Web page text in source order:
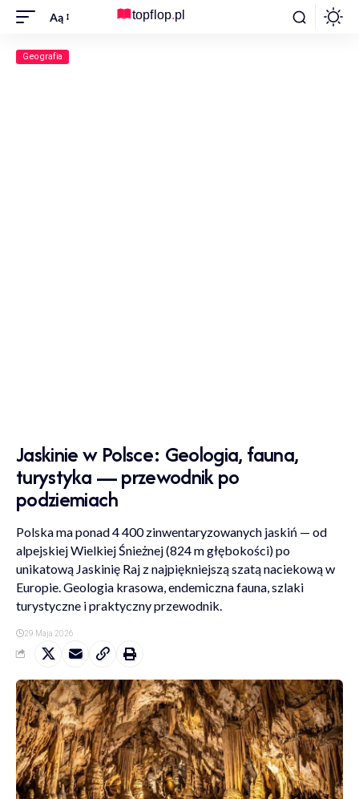
Aą
Geografia
Jaskinie w Polsce: Geologia, fauna,
turystyka — przewodnik po
podziemiach
Polska ma ponad 4 400 zinwentaryzowanych jaskiń — od
alpejskiej Wielkiej Śnieżnej (824 m głębokości) po
unikatową Jaskinię Raj z najpiękniejszą szatą naciekową w
Europie. Geologia krasowa, endemiczna fauna, szlaki
turystyczne i praktyczny przewodnik.
29 Maja 2026